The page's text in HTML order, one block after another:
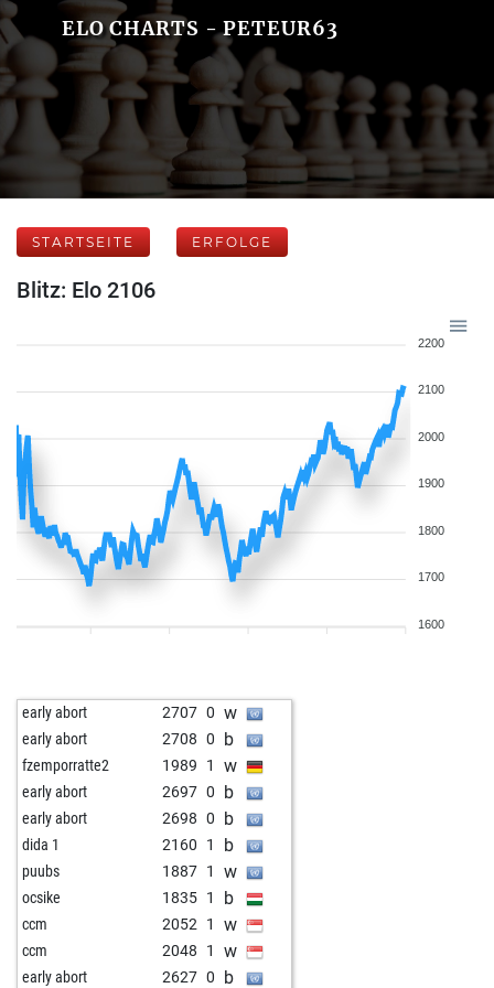
ELO CHARTS - PETEUR63
STARTSEITE ERFOLGE
Blitz: Elo 2106
2200
2100
2000
1900
1800
1700
1600
early abort 2707 0 w
early abort 2708 0 b
fzemporratte2 1989 1 w
early abort 2697 0 b
early abort 2698 0 b
dida 1 2160 1 b
puubs 1887 1 w
ocsike 1835 1 b
ccm 2052 1 w
ccm 2048 1 w
early abort 2627 0 b